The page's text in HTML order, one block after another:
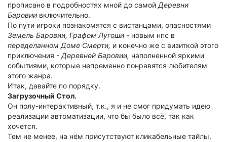
прописано в подробностях мной до самой Деревни
Баровии включительно.
По пути игроки познакомятся с вистанцами, опасностями
Земель Баровии, Графом Лугоши - новым нпс в
переделанном Доме Смерти, и конечно же с визиткой этого
приключения - Деревней Баровии, наполненной яркими
событиями, которые непременно понравятся любителям
этого жанра.
Итак, давайте по порядку.
Загрузочный Стол.
Он полу-интерактивный, т.к., я и не смог придумать идею
реализации автоматизации, что бы было всё, так как
хочется.
Тем не менее, на нём присутствуют кликабельные тайлы,